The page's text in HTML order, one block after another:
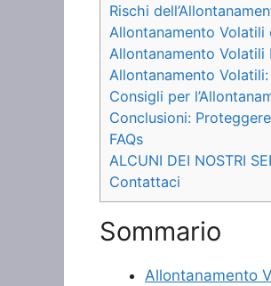
Rischi
Allontanamento Volatili
Allontanamento Volatili
Allontanamento
Consigli per
Conclusioni:
FAQs
ALCUNI DEI NOSTRI
Contattaci
Sommario
Allontanamento